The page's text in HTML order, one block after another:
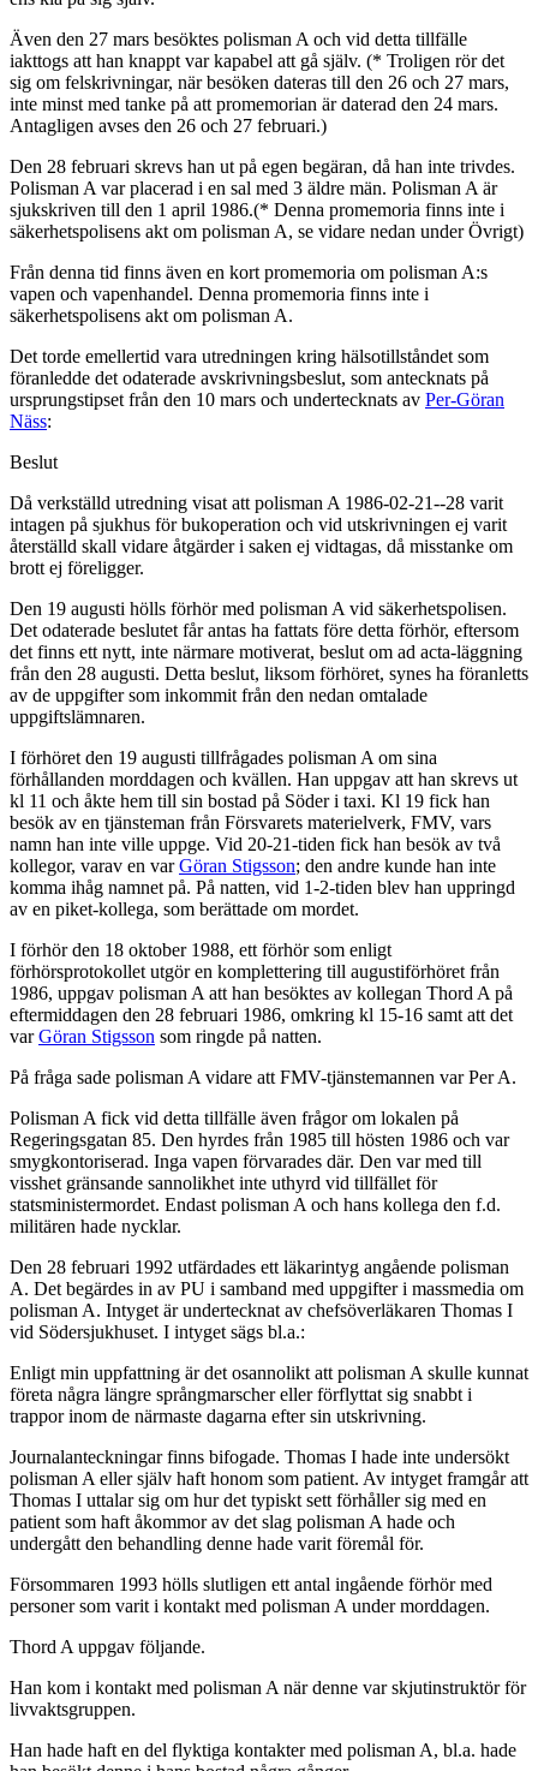
Även den 27 mars besöktes polisman A och vid detta tillfälle
iakttogs att han knappt var kapabel att gå själv. (* Troligen rör det
sig om felskrivningar, när besöken dateras till den 26 och 27 mars,
inte minst med tanke på att promemorian är daterad den 24 mars.
Antagligen avses den 26 och 27 februari.)
Den 28 februari skrevs han ut på egen begäran, då han inte trivdes.
Polisman A var placerad i en sal med 3 äldre män. Polisman A är
sjukskriven till den 1 april 1986.(* Denna promemoria finns inte i
säkerhetspolisens akt om polisman A, se vidare nedan under Övrigt)
Från denna tid finns även en kort promemoria om polisman A:s
vapen och vapenhandel. Denna promemoria finns inte i
säkerhetspolisens akt om polisman A.
Det torde emellertid vara utredningen kring hälsotillståndet som
föranledde det odaterade avskrivningsbeslut, som antecknats på
ursprungstipset från den 10 mars och undertecknats av Per-Göran
Näss:
Beslut
Då verkställd utredning visat att polisman A 1986-02-21--28 varit
intagen på sjukhus för bukoperation och vid utskrivningen ej varit
återställd skall vidare åtgärder i saken ej vidtagas, då misstanke om
brott ej föreligger.
Den 19 augusti hölls förhör med polisman A vid säkerhetspolisen.
Det odaterade beslutet får antas ha fattats före detta förhör, eftersom
det finns ett nytt, inte närmare motiverat, beslut om ad acta-läggning
från den 28 augusti. Detta beslut, liksom förhöret, synes ha föranletts
av de uppgifter som inkommit från den nedan omtalade
uppgiftslämnaren.
I förhöret den 19 augusti tillfrågades polisman A om sina
förhållanden morddagen och kvällen. Han uppgav att han skrevs ut
kl 11 och åkte hem till sin bostad på Söder i taxi. Kl 19 fick han
besök av en tjänsteman från Försvarets materielverk, FMV, vars
namn han inte ville uppge. Vid 20-21-tiden fick han besök av två
kollegor, varav en varGöran Stigsson; den andre kunde han inte
komma ihåg namnet på. På natten, vid 1-2-tiden blev han uppringd
av en piket-kollega, som berättade om mordet.
I förhör den 18 oktober 1988, ett förhör som enligt
förhörsprotokollet utgör en komplettering till augustiförhöret från
1986, uppgav polisman A att han besöktes av kollegan Thord A på
eftermiddagen den 28 februari 1986, omkring kl 15-16 samt att det
varGöran Stigsson som ringde på natten.
På fråga sade polisman A vidare att FMV-tjänstemannen var Per A.
Polisman A fick vid detta tillfälle även frågor om lokalen på
Regeringsgatan 85. Den hyrdes från 1985 till hösten 1986 och var
smygkontoriserad. Inga vapen förvarades där. Den var med till
visshet gränsande sannolikhet inte uthyrd vid tillfället för
statsministermordet. Endast polisman A och hans kollega den f.d.
militären hade nycklar.
Den 28 februari 1992 utfärdades ett läkarintyg angående polisman
A. Det begärdes in av PU i samband med uppgifter i massmedia om
polisman A. Intyget är undertecknat av chefsöverläkaren Thomas I
vid Södersjukhuset. I intyget sägs bl.a.:
Enligt min uppfattning är det osannolikt att polisman A skulle kunnat
företa några längre språngmarscher eller förflyttat sig snabbt i
trappor inom de närmaste dagarna efter sin utskrivning.
Journalanteckningar finns bifogade. Thomas I hade inte undersökt
polisman A eller själv haft honom som patient. Av intyget framgår att
Thomas I uttalar sig om hur det typiskt sett förhåller sig med en
patient som haft åkommor av det slag polisman A hade och
undergått den behandling denne hade varit föremål för.
Försommaren 1993 hölls slutligen ett antal ingående förhör med
personer som varit i kontakt med polisman A under morddagen.
Thord A uppgav följande.
Han kom i kontakt med polisman A när denne var skjutinstruktör för
livvaktsgruppen.
Han hade haft en del flyktiga kontakter med polisman A, bl.a. hade